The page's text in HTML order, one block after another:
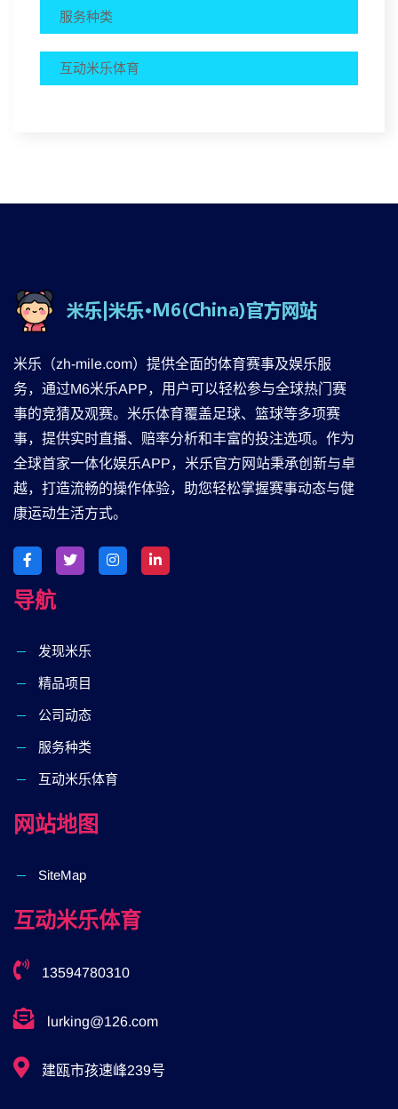
服务种类
互动米乐体育
米乐（zh-mile.com）提供全面的体育赛事及娱乐服
务，通过M6米乐APP，用户可以轻松参与全球热门赛
事的竞猜及观赛。米乐体育覆盖足球、篮球等多项赛
事，提供实时直播、赔率分析和丰富的投注选项。作为
全球首家一体化娱乐APP，米乐官方网站秉承创新与卓
越，打造流畅的操作体验，助您轻松掌握赛事动态与健
康运动生活方式。
导航
发现米乐
精品项目
公司动态
服务种类
互动米乐体育
网站地图
SiteMap
互动米乐体育
13594780310
lurking@126.com
建瓯市孩速峰239号